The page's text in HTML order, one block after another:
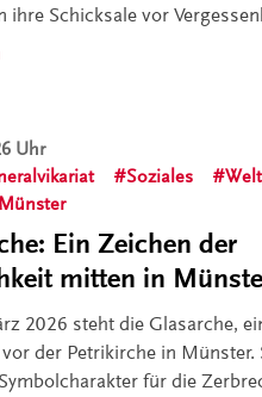
ihre Schicksale vor
Uhr
Soziales
Ein Zeichen der
mitten in
2026 steht die Glasarche,
der Petrikirche in Münster.
für die